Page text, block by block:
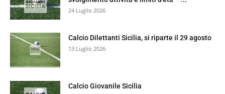
24 Luglio 2026
Calcio Dilettanti Sicilia, si riparte il 29 agosto
13 Luglio 2026
Calcio Giovanile Sicilia